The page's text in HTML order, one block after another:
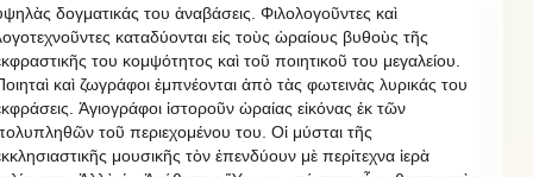
δογματικάς του ἀναβάσεις. Φιλολογοῦντες καὶ
καταδύονται εἰς τοὺς ὡραίους βυθοὺς τῆς
του κομψότητος καὶ τοῦ ποιητικοῦ του μεγαλείου.
καὶ ζωγράφοι ἐμπνέονται ἀπὸ τὰς φωτεινὰς λυρικάς του
Ἁγιογράφοι ἱστοροῦν ὡραίας εἰκόνας ἐκ τῶν
τοῦ περιεχομένου του. Οἱ μύσται τῆς
μουσικῆς τὸν ἐπενδύουν μὲ περίτεχνα ἱερὰ